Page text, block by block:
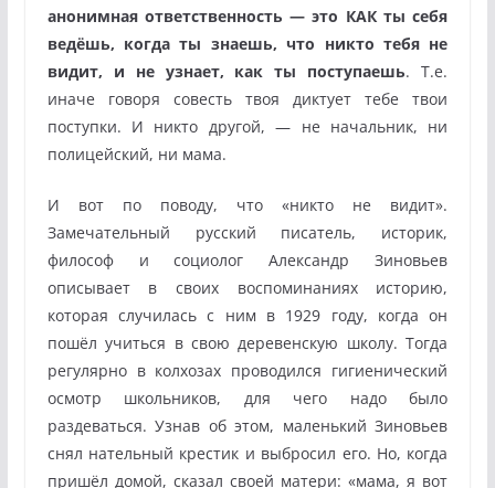
анонимная ответственность — это КАК ты себя
ведёшь, когда ты знаешь, что никто тебя не
видит, и не узнает, как ты поступаешь. Т.е.
иначе говоря совесть твоя диктует тебе твои
поступки. И никто другой, — не начальник, ни
полицейский, ни мама.
И вот по поводу, что «никто не видит».
Замечательный русский писатель, историк,
философ и социолог Александр Зиновьев
описывает в своих воспоминаниях историю,
которая случилась с ним в 1929 году, когда он
пошёл учиться в свою деревенскую школу. Тогда
регулярно в колхозах проводился гигиенический
осмотр школьников, для чего надо было
раздеваться. Узнав об этом, маленький Зиновьев
снял нательный крестик и выбросил его. Но, когда
пришёл домой, сказал своей матери: «мама, я вот